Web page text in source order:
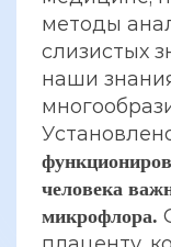
методы
слизистых
наши
человека
микрофлора.